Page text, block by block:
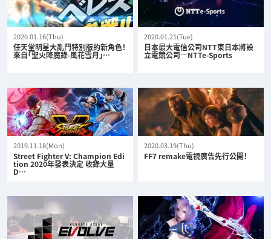
2020.01.16(Thu)
任天堂明星大亂鬥特別版的新角色！
來自「聖火降魔錄-風花雪月」…
2020.01.21(Tue)
日本最大電信公司NTT東日本將設
立電競公司—NTTe-Sports
2019.11.18(Mon)
Street Fighter V: Champion Edi
tion 2020年發表決定 收錄大量
D…
2020.03.19(Thu)
FF7 remake電視廣告先行公開！